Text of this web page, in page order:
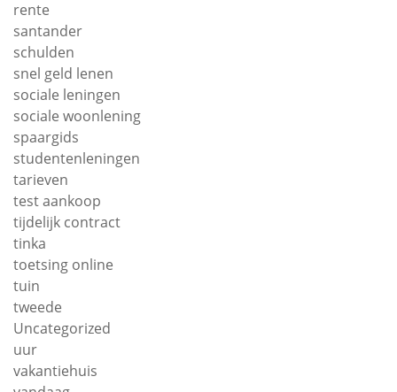
rente
santander
schulden
snel geld lenen
sociale leningen
sociale woonlening
spaargids
studentenleningen
tarieven
test aankoop
tijdelijk contract
tinka
toetsing online
tuin
tweede
Uncategorized
uur
vakantiehuis